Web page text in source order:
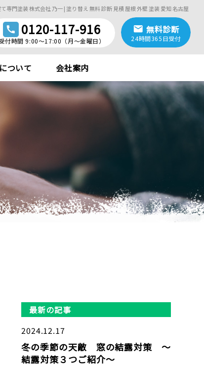
専門塗装 株式会社 乃一 | 塗り替え 無料 診断 見積 屋根 外壁 塗装 愛知 名古屋
call 0120-117-916
付時間 9:00〜17:00（月〜金曜日）
mail 無料診断
24時間365日受付
ついて 会社案内
最新の記事
2024.12.17
冬の季節の天敵 窓の結露対策 ～
結露対策３つご紹介～